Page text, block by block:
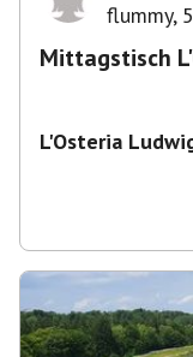
flummy,
Mittagstisch
L'Osteria